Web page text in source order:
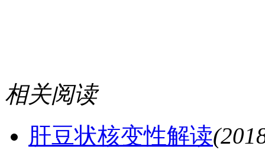
相关阅读
肝豆状核变性解读